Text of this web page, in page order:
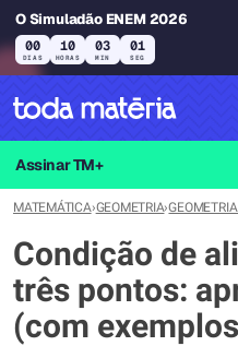
O Simuladão ENEM 2026
00
DIAS
10
HORAS
03
MIN
00
SEG
Assinar TM+
MATEMÁTICA›GEOMETRIA›
Condição de
três pontos:
(com